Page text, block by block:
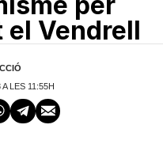
Vendrell
LES 11:55H